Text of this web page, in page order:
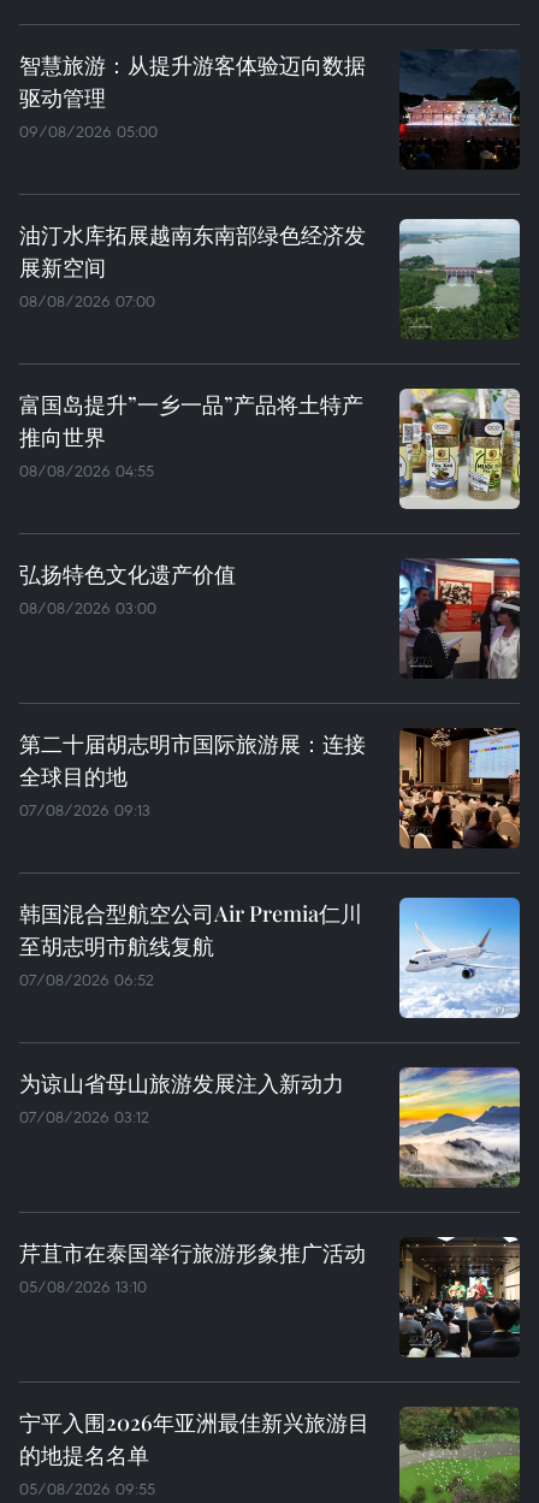
智慧旅游：从提升游客体验迈向数据
驱动管理
09/08/2026 05:00
油汀水库拓展越南东南部绿色经济发
展新空间
08/08/2026 07:00
富国岛提升”一乡一品”产品将土特产
推向世界
08/08/2026 04:55
弘扬特色文化遗产价值
08/08/2026 03:00
第二十届胡志明市国际旅游展：连接
全球目的地
07/08/2026 09:13
韩国混合型航空公司Air Premia仁川
至胡志明市航线复航
07/08/2026 06:52
为谅山省母山旅游发展注入新动力
07/08/2026 03:12
芹苴市在泰国举行旅游形象推广活动
05/08/2026 13:10
宁平入围2026年亚洲最佳新兴旅游目
的地提名名单
05/08/2026 09:55